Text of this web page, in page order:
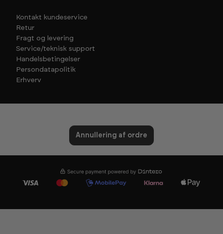
Kontakt kundeservice
Retur
Fragt og levering
Service/teknisk support
Handelsbetingelser
Persondatapolitik
Erhverv
Annullering af ordre